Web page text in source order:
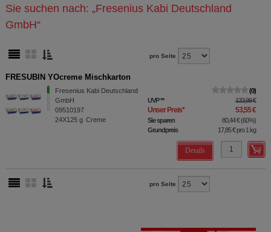
Sie suchen nach: „Fresenius Kabi Deutschland
GmbH“
pro Seite
FRESUBIN YOcreme Mischkarton
Fresenius Kabi Deutschland
GmbH
09510197
24X125 g Creme
0
UVP** 133,99 €
Unser Preis* 53,55 €
Sie sparen 80,44 €(60%)
Grundpreis
17,85 €pro 1 kg
Details
pro Seite